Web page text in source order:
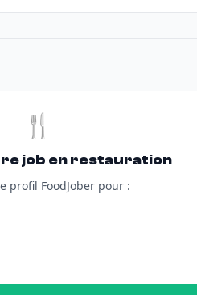
🍴
job en restauration
profil FoodJober pour :